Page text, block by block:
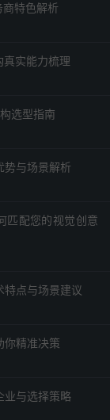
特色解析
实能力梳理
选型指南
势与场景解析
匹配您的视觉创意
点与场景建议
你精准决策
业与选择策略